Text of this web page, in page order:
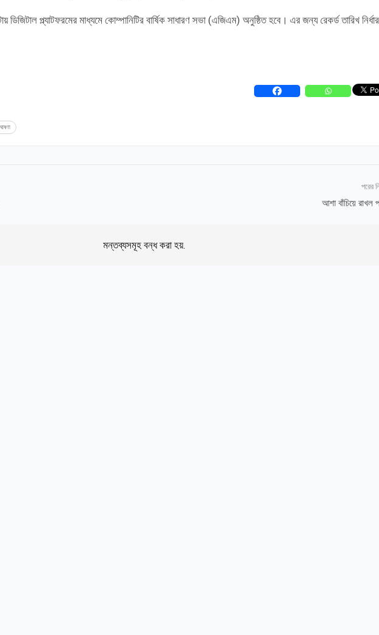
ডিজিটাল প্ল্যাটফরমের মাধ্যমে কোম্পানিটির বার্ষিক সাধারণ সভা (এজিএম) অনুষ্ঠিত হবে। এর জন্য রেকর্ড তারিখ
পরের
আশা বাঁচিয়ে রাখল
মন্তব্যসমূহ বন্ধ করা হয়.